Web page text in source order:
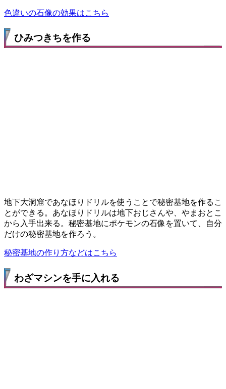
色違いの石像の効果はこちら
ひみつきちを作る
地下大洞窟であなほりドリルを使うことで秘密基地を作るこ
とができる。あなほりドリルは地下おじさんや、やまおとこ
から入手出来る。秘密基地にポケモンの石像を置いて、自分
だけの秘密基地を作ろう。
秘密基地の作り方などはこちら
わざマシンを手に入れる